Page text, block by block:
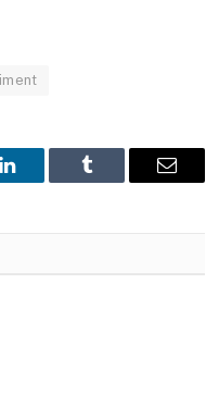
LinkedIn Tumblr Email